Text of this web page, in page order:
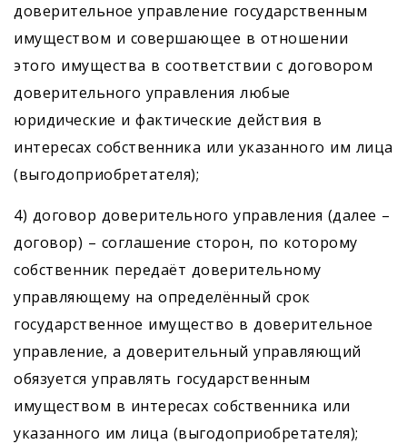
доверительное управление государственным
имуществом и совершающее в отношении
этого имущества в соответствии с договором
доверительного управления любые
юридические и фактические действия в
интересах собственника или указанного им лица
(выгодоприобретателя);
4) договор доверительного управления (далее –
договор) – соглашение сторон, по которому
собственник передаёт доверительному
управляющему на определённый срок
государственное имущество в доверительное
управление, а доверительный управляющий
обязуется управлять государственным
имуществом в интересах собственника или
указанного им лица (выгодоприобретателя);